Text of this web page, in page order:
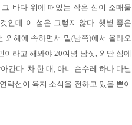
바다 위에 떠있는 작은 섬이 소매물
인데 이 섬은 그렇지 않다. 햇볕 좋은
외해에 속하면서 밑(남쪽)에서 올라오
이라고 해봐야 20여명 남짓, 외딴 섬에
간다. 차 한 대, 아니 손수레 하나 다닐
락선이 육지 소식을 전하고 있을 뿐이